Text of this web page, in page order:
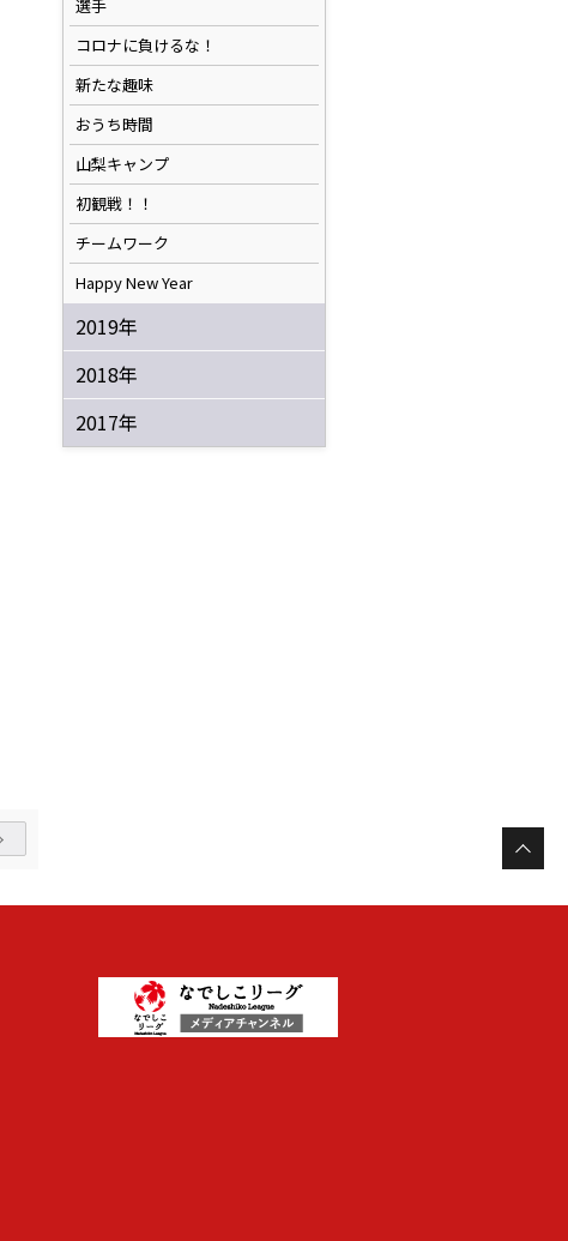
選手
コロナに負けるな！
新たな趣味
おうち時間
山梨キャンプ
初観戦！！
チームワーク
Happy New Year
2019年
2018年
2017年